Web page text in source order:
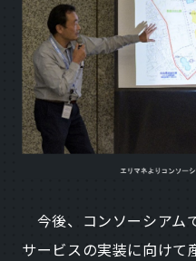
今後、コンソーシアム
サービスの実装に向けて